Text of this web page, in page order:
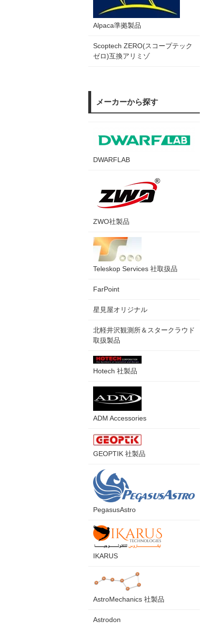
Alpaca準拠製品
Scoptech ZERO(スコープテック
ゼロ)互換アリミゾ
メーカーから探す
DWARFLAB
ZWO社製品
Teleskop Services 社取扱品
FarPoint
星見屋オリジナル
北軽井沢観測所＆スタークラウド
取扱製品
Hotech 社製品
ADM Accessories
GEOPTIK 社製品
PegasusAstro
IKARUS
AstroMechanics 社製品
Astrodon